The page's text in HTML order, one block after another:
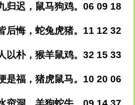
归迟，鼠马狗鸡。06 09 18
后悔，蛇兔虎猪。11 12 32
以朴，猴羊鼠鸡。32 15 33
是福，猪虎鼠马。10 20 06